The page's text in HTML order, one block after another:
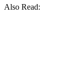
Also Read: